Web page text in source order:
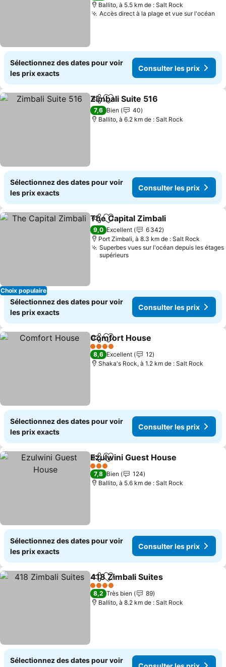
Ballito, à 5.5 km de : Salt Rock
Accès direct à la plage et vue sur l'océan
Sélectionnez des dates pour voir
les prix exacts
Consulter les prix
PartagerAjouter à mes favoris
Zimbali Suite 516
7,6 Bien
40
Ballito, à 6.2 km de : Salt Rock
Sélectionnez des dates pour voir
les prix exacts
Consulter les prix
Choix populaire
PartagerAjouter à mes favoris
The Capital Zimbali
9,0 Excellent
6 342
Port Zimbali, à 8.3 km de : Salt Rock
Superbes vues sur l'océan depuis les étages
supérieurs
Sélectionnez des dates pour voir
les prix exacts
Consulter les prix
PartagerAjouter à mes favoris
Comfort House
4 Étoiles
8,6 Excellent
12
Shaka's Rock, à 1.2 km de : Salt Rock
Sélectionnez des dates pour voir
les prix exacts
Consulter les prix
PartagerAjouter à mes favoris
Ezulwini Guest House
3 Étoiles
7,8 Bien
124
Ballito, à 5.6 km de : Salt Rock
Sélectionnez des dates pour voir
les prix exacts
Consulter les prix
PartagerAjouter à mes favoris
418 Zimbali Suites
4 Étoiles
8,2 Très bien
89
Ballito, à 8.2 km de : Salt Rock
Sélectionnez des dates pour voir